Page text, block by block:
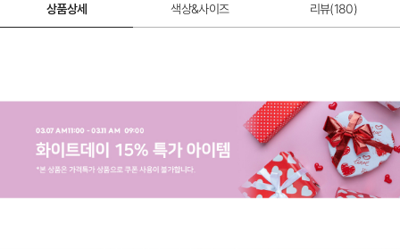
상품상세 색상&사이즈 리뷰(180)